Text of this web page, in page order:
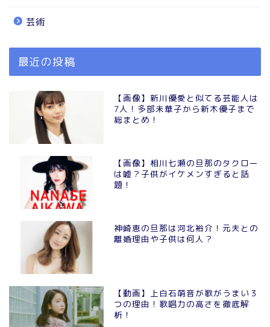
芸術
最近の投稿
【画像】新川優愛と似てる芸能人は
7人！多部未華子から新木優子まで
総まとめ！
【画像】相川七瀬の旦那のタクロー
は嘘？子供がイケメンすぎると話
題！
神崎恵の旦那は河北裕介！元夫との
離婚理由や子供は何人？
【動画】上白石萌音が歌がうまい３
つの理由！歌唱力の高さを徹底解
析！